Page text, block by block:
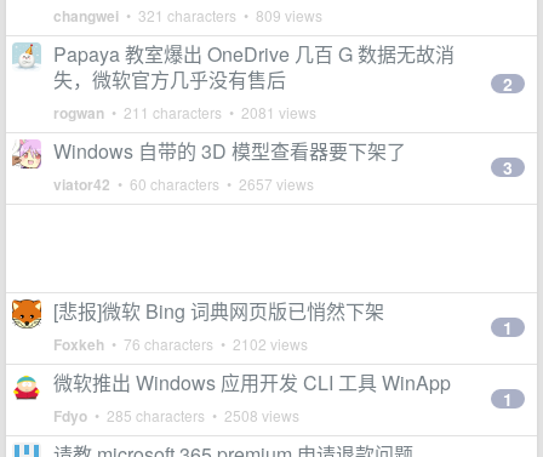
changwei • 321 characters • 809 views
Papaya 教室爆出 OneDrive 几百 G 数据无故消
失，微软官方几乎没有售后
rogwan • 211 characters • 2081 views
2
Windows 自带的 3D 模型查看器要下架了
viator42 • 60 characters • 2657 views
3
[悲报]微软 Bing 词典网页版已悄然下架
Foxkeh • 76 characters • 2102 views
1
微软推出 Windows 应用开发 CLI 工具 WinApp
Fdyo • 285 characters • 2508 views
1